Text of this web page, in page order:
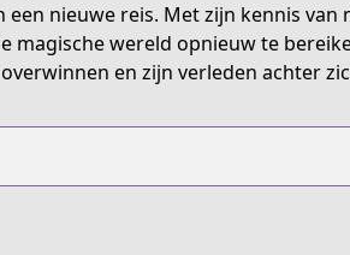
대마도사/2385
een nieuwe reis. Met zijn kennis van
magische wereld opnieuw te
en zijn verleden achter